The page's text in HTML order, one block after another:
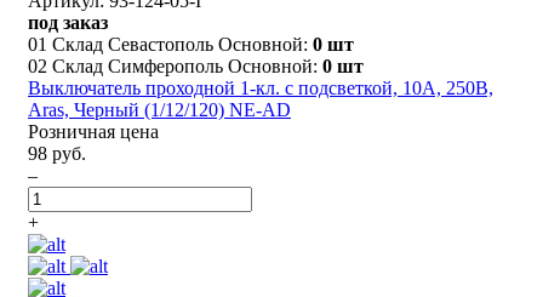
под заказ
01 Склад Севастополь Основной: 0 шт
02 Склад Симферополь Основной: 0 шт
Выключатель проходной 1-кл. с подсветкой, 10А, 250В,
Aras, Черный (1/12/120) NE-AD
Розничная цена
98 руб.
–
+